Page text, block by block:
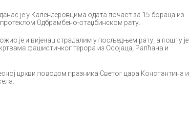
је у Календеровцима одата почаст за 15 бораца из
протеклом Одбрамбено-отаџбинском рату.
је и вијенац страдалим у посљедњем рату, а пошту је
фашистичког терора из Осојаца, Рапћана и
цркви поводом празника Светог цара Константина и